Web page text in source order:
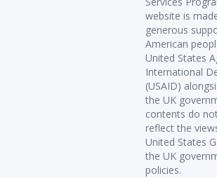
website is
generous
American
United States
International
(USAID)
the UK
contents do
reflect the
United States
the UK
policies.